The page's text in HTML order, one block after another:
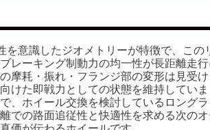
意識したジオメトリーが特徴で、この
レーキング制動力の均一性が長距離走行
摩耗・振れ・フランジ部の変形は見受け
けた即戦力としての状態を維持していま
、ホイール交換を検討しているロングラ
での路面追従性と快適性を求める次のオ